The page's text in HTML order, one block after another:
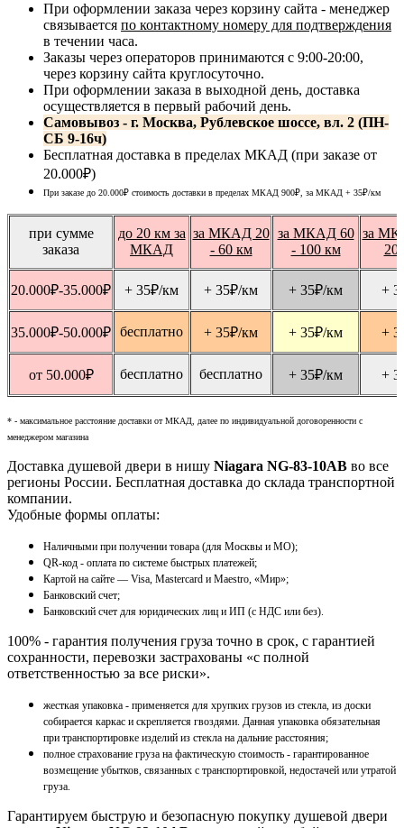
При оформлении заказа через корзину сайта - менеджер
связывается по контактному номеру для подтверждения
в течении часа.
Заказы через операторов принимаются с 9:00-20:00,
через корзину сайта круглосуточно.
При оформлении заказа в выходной день, доставка
осуществляется в первый рабочий день.
Самовывоз - г. Москва, Рублевское шоссе, вл. 2 (ПН-
СБ 9-16ч)
Бесплатная доставка в пределах МКАД (при заказе от
20.000₽)
При заказе до 20.000₽ стоимость доставки в пределах МКАД 900₽, за МКАД + 35₽/км
при сумме
заказа
до 20 км за
МКАД
за МКАД 20
- 60 км
за МКАД 60
- 100 км
за
20.000₽-35.000₽ + 35₽/км + 35₽/км + 35₽/км +
35.000₽-50.000₽ бесплатно + 35₽/км + 35₽/км +
от 50.000₽ бесплатно бесплатно + 35₽/км +
* - максимальное расстояние доставки от МКАД, далее по индивидуальной договоренности с
менеджером магазина
Доставка душевой двери в нишу Niagara NG-83-10AB во все
регионы России. Бесплатная доставка до склада транспортной
компании.
Удобные формы оплаты:
Наличными при получении товара (для Москвы и МО);
QR-код - оплата по системе быстрых платежей;
Картой на сайте — Visa, Mastercard и Maestro, «Мир»;
Банковский счет;
Банковский счет для юридических лиц и ИП (с НДС или без).
100% - гарантия получения груза точно в срок, с гарантией
сохранности, перевозки застрахованы «с полной
ответственностью за все риски».
жесткая упаковка - применяется для хрупких грузов из стекла, из доски
собирается каркас и скрепляется гвоздями. Данная упаковка обязательная
при транспортировке изделий из стекла на дальние расстояния;
полное страхование груза на фактическую стоимость - гарантированное
возмещение убытков, связанных с транспортировкой, недостачей или утратой
груза.
Гарантируем быструю и безопасную покупку душевой двери